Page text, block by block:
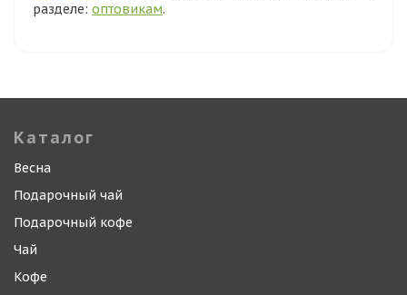
разделе: оптовикам.
Каталог
Весна
Подарочный чай
Подарочный кофе
Чай
Кофе